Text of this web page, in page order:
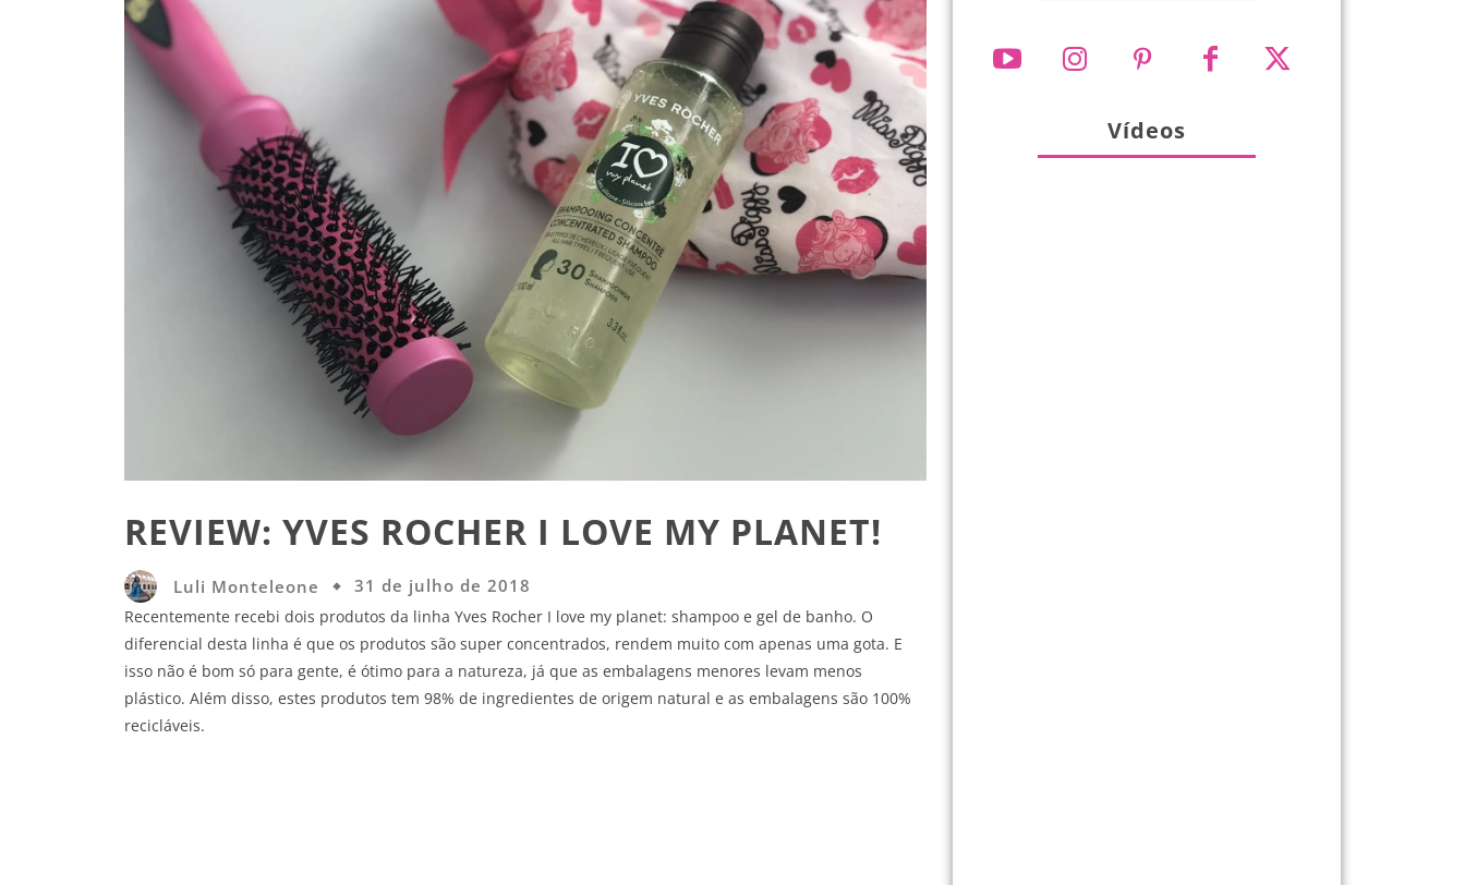
REVIEW: YVES ROCHER I LOVE MY PLANET!
Luli Monteleone 31 de julho de 2018
Recentemente recebi dois produtos da linha Yves Rocher I love my planet: shampoo e gel de banho. O
diferencial desta linha é que os produtos são super concentrados, rendem muito com apenas uma gota. E
isso não é bom só para gente, é ótimo para a natureza, já que as embalagens menores levam menos
plástico. Além disso, estes produtos tem 98% de ingredientes de origem natural e as embalagens são 100%
recicláveis.
Vídeos